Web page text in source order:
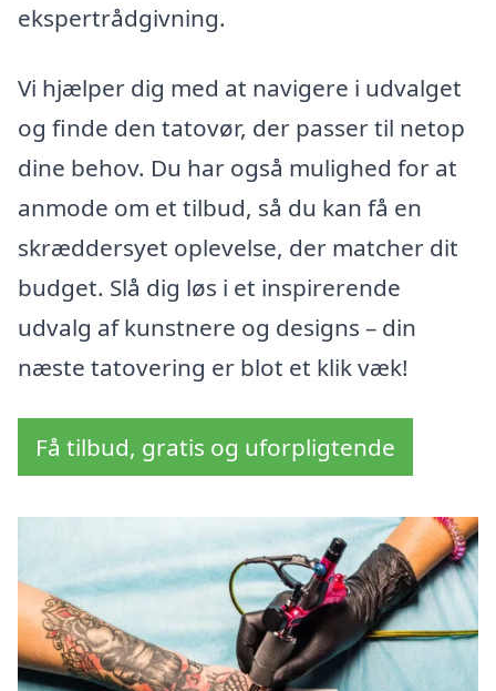
ekspertrådgivning.
Vi hjælper dig med at navigere i udvalget
og finde den tatovør, der passer til netop
dine behov. Du har også mulighed for at
anmode om et tilbud, så du kan få en
skræddersyet oplevelse, der matcher dit
budget. Slå dig løs i et inspirerende
udvalg af kunstnere og designs – din
næste tatovering er blot et klik væk!
Få tilbud, gratis og uforpligtende